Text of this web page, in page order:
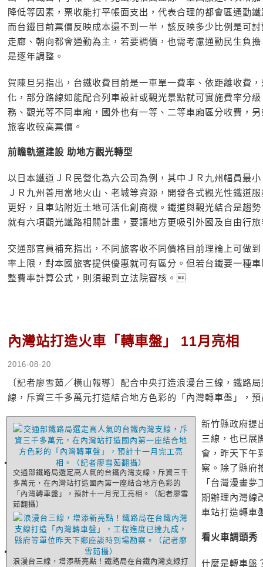
降低等因素，票收能打平帳面支出，代表合理的都會區通勤
而台鐵目前票價反映成本還不到一半，該反映多少比例是可
走廊、朝向都會通勤為主，若要調價，也需考慮通勤民生負
是逐年調整。
賀陳旦另指出，台鐵收費目前是一車單一費率、依距離收費
化，部分路線如能配合列車設計或觀光景點就可實施費率分
務、觀光等不同車廂，國外也有一等、二等車廂區分收費，
旅客收較高票價。
前瞻軌道建設 助地方觀光轉型
以日本鐵道ＪＲ民營化為六公司為例，其中ＪＲ九州幅員最
ＪＲ九州善用當地火山、老城等資源，開發各式觀光性鐵道
更好，且車站附近土地可活化創商機。鐵道與觀光結合是趨
就有六項觀光鐵路相關計畫，要讓地方更吸引外國及自由行
交通部官員補充指出，不同旅客收不同價格目前理論上可做
率上限，對本國旅客提供優惠就可有區分。但若台鐵要一種
整費率計算公式，則須報到立法院審核。
內灣站打造火車「轉車盤」 11月亮相
2016-08-20
〔記者廖雪茹／橫山報導〕配合中央打造浪漫台三線，鐵路
線，斥資三千多萬元打造結合地方色彩的「內灣轉車盤」，
交通部鐵路局選定高人氣的台鐵內灣支線，斥資三千
多萬元，在內灣站打造國內第一座結合地方色彩的
「內灣轉車盤」，預計十一月完工亮相。（記者廖雪
茹翻攝）
浪漫台三線，增添新亮點！鐵路局在台鐵內灣支線打
新竹縣政府提
三線，也已展
會，昨天下午
察。除了縣府
「台灣漫畫
期辦理內灣線
車站打造轉車
看火車調頭秀
什麼是轉車盤